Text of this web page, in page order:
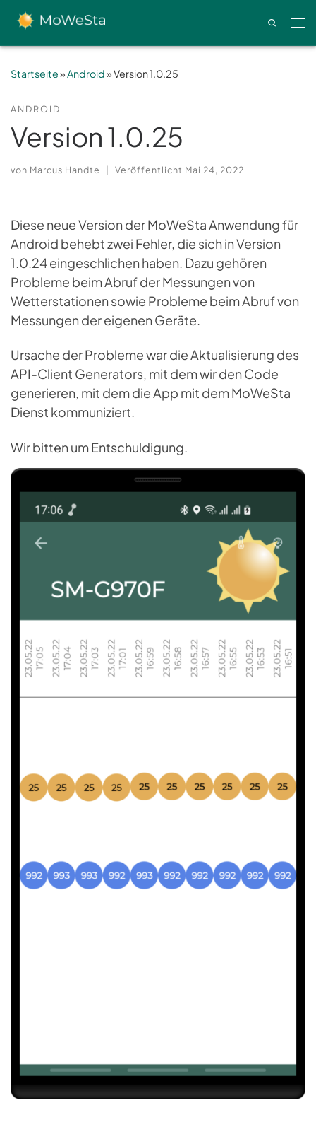
Zum Inhalt springen
Search
Startseite» Android»Version 1.0.25
ANDROID
Version 1.0.25
von Marcus Handte | Veröffentlicht Mai 24, 2022
Diese neue Version der MoWeSta Anwendung für
Android behebt zwei Fehler, die sich in Version
1.0.24 eingeschlichen haben. Dazu gehören
Probleme beim Abruf der Messungen von
Wetterstationen sowie Probleme beim Abruf von
Messungen der eigenen Geräte.
Ursache der Probleme war die Aktualisierung des
API-Client Generators, mit dem wir den Code
generieren, mit dem die App mit dem MoWeSta
Dienst kommuniziert.
Wir bitten um Entschuldigung.